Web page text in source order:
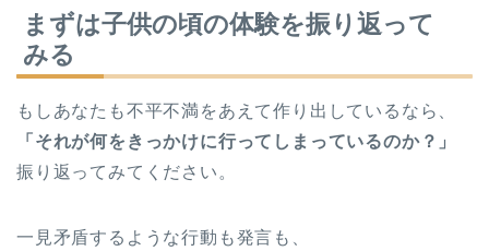
まずは子供の頃の体験を振り返って
みる
もしあなたも不平不満をあえて作り出しているなら、
「それが何をきっかけに行ってしまっているのか？」
振り返ってみてください。
一見矛盾するような行動も発言も、